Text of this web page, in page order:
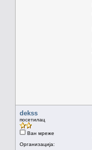
dekss
посетилац
Ван мреже
Организација: